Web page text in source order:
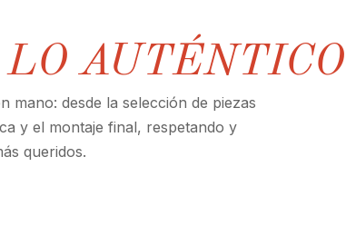
AUTÉNTICO
mano: desde la selección de piezas
y el montaje final, respetando y
queridos.